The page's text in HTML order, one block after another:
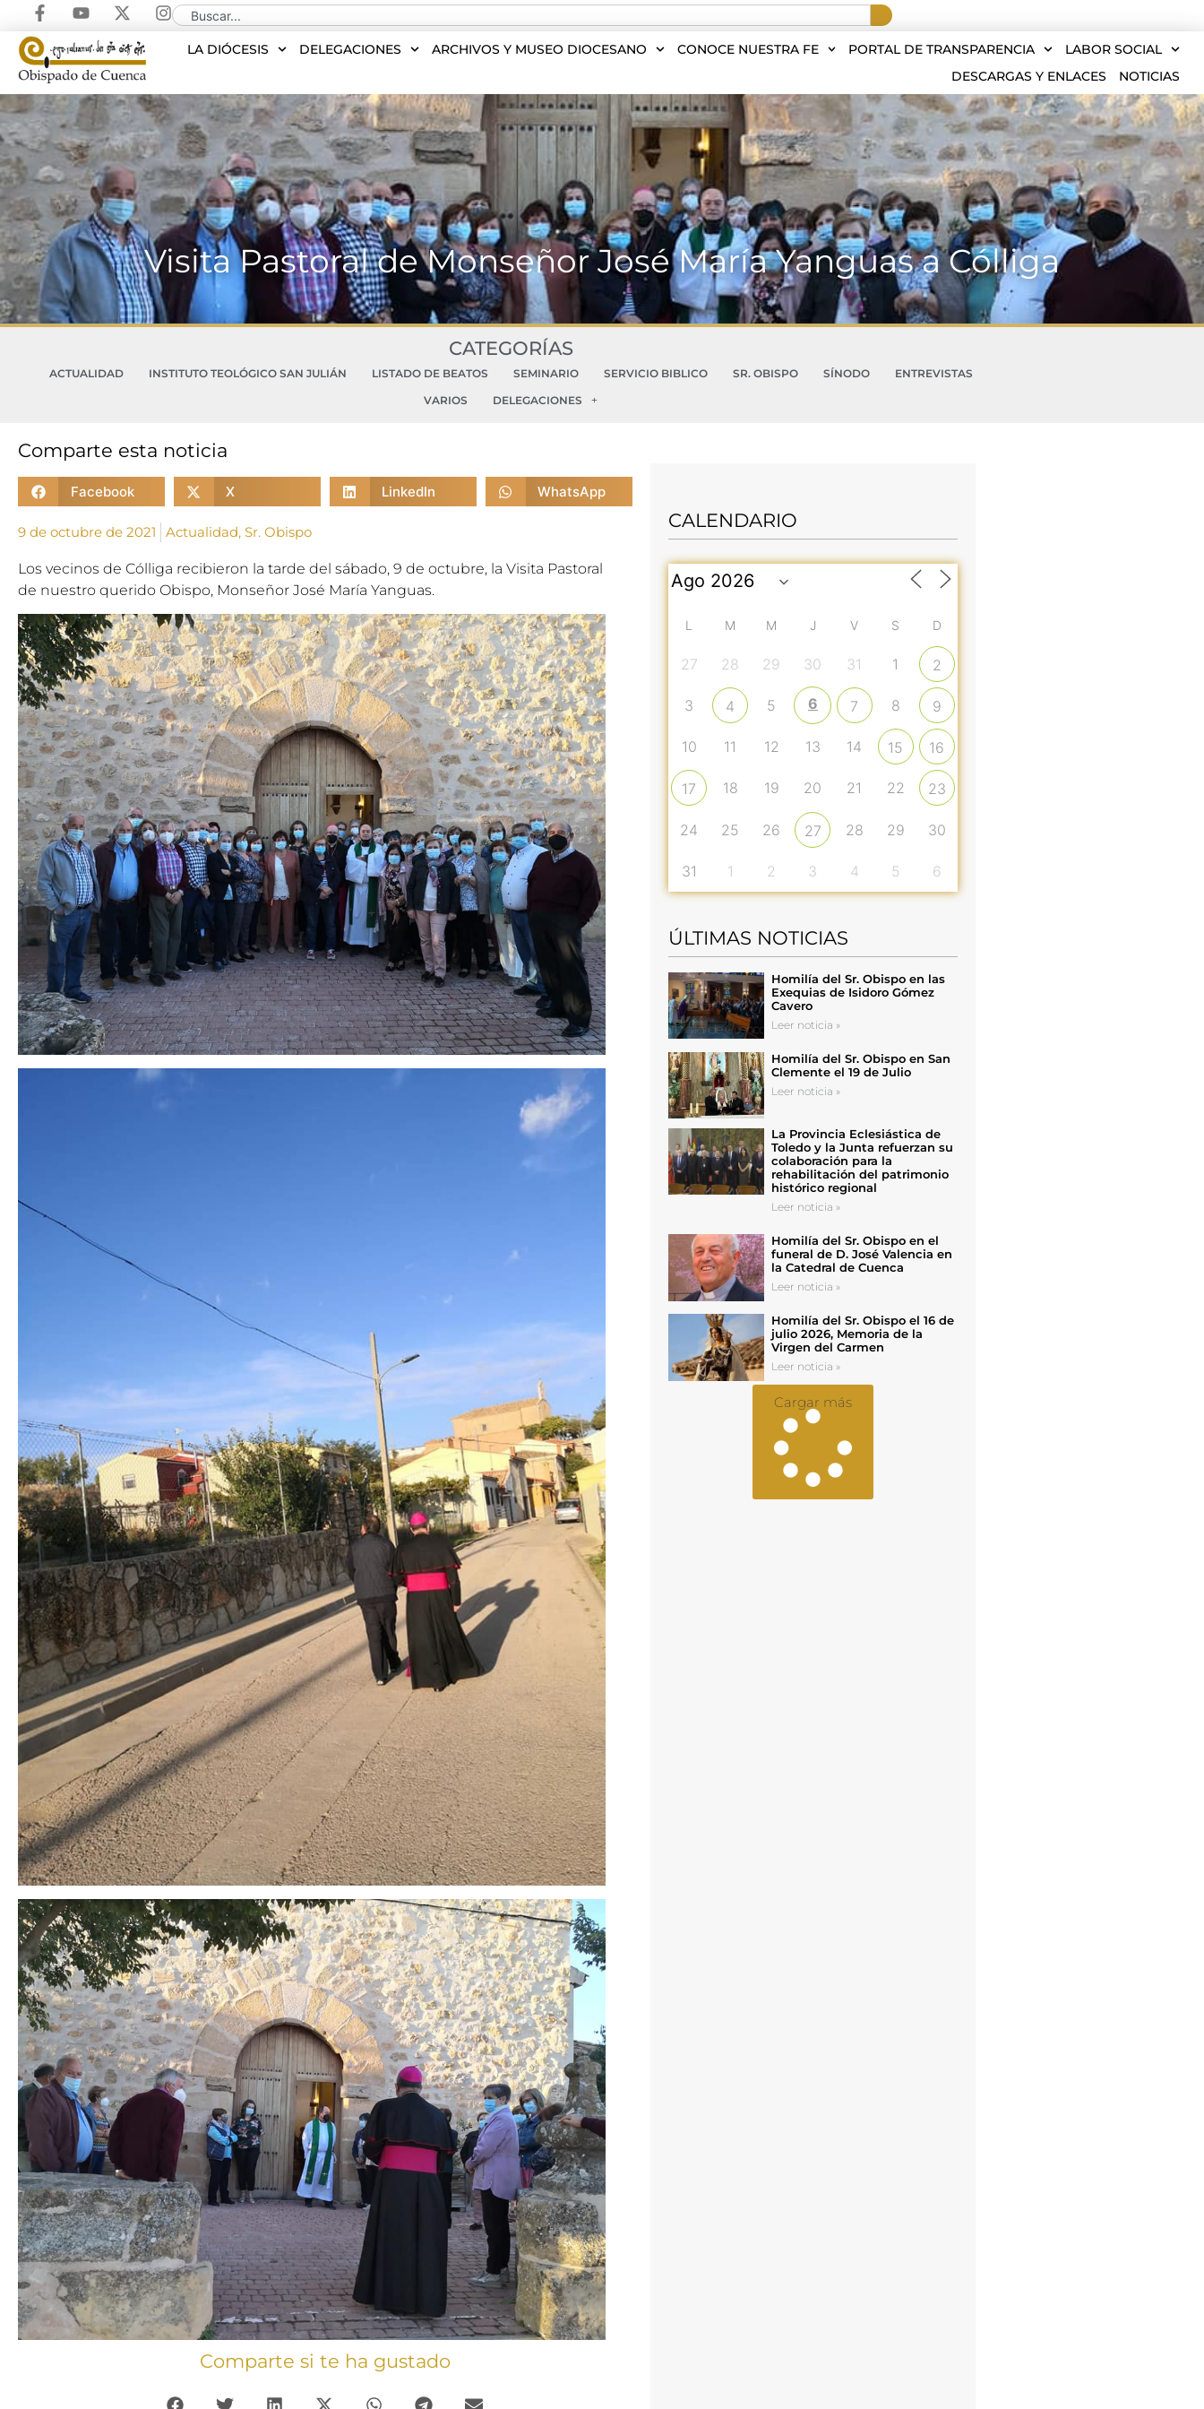
LA DIÓCESIS DELEGACIONES ARCHIVOS Y MUSEO DIOCESANO CONOCE NUESTRA FE PORTAL DE TRANSPARENCIA
LABOR SOCIAL
DESCARGAS Y ENLACES
NOTICIAS
Visita Pastoral de Monseñor José María Yanguas a Cólliga
CATEGORÍAS
ACTUALIDAD INSTITUTO TEOLÓGICO SAN JULIÁN LISTADO DE BEATOS SEMINARIO SERVICIO BIBLICO SR. OBISPO SÍNODO
ENTREVISTAS
VARIOS
DELEGACIONES
Comparte esta noticia
Facebook X LinkedIn WhatsApp
9 de octubre de 2021 Actualidad, Sr. Obispo
Los vecinos de Cólliga recibieron la tarde del sábado, 9 de octubre, la Visita Pastoral
de nuestro querido Obispo, Monseñor José María Yanguas.
Comparte si te ha gustado
CALENDARIO
L M M J V S D
27 28 29 30 31 1 2
3 4 5 6 7 8 9
10 11 12 13 14 15 16
17 18 19 20 21 22 23
24 25 26 27 28 29 30
31 1 2 3 4 5 6
ÚLTIMAS NOTICIAS
Homilía del Sr. Obispo en las
Exequias de Isidoro Gómez
Cavero
Leer noticia »
Homilía del Sr. Obispo en San
Clemente el 19 de Julio
Leer noticia »
La Provincia Eclesiástica de
Toledo y la Junta refuerzan su
colaboración para la
rehabilitación del patrimonio
histórico regional
Leer noticia »
Homilía del Sr. Obispo en el
funeral de D. José Valencia en
la Catedral de Cuenca
Leer noticia »
Homilía del Sr. Obispo el 16 de
julio 2026, Memoria de la
Virgen del Carmen
Leer noticia »
Cargar más